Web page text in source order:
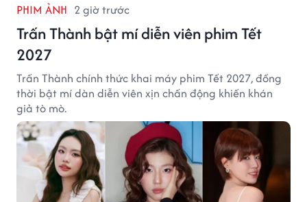
PHIM ẢNH 2 giờ trước
Trấn Thành bật mí diễn viên phim Tết
2027
Trấn Thành chính thức khai máy phim Tết 2027, đồng
thời bật mí dàn diễn viên xịn chấn động khiến khán
giả tò mò.